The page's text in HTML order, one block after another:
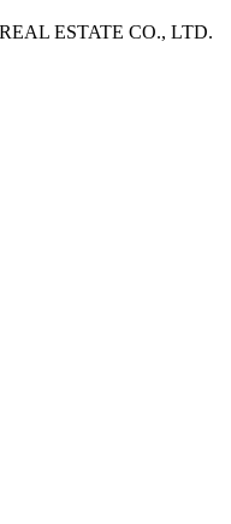
ESTATE CO., LTD.